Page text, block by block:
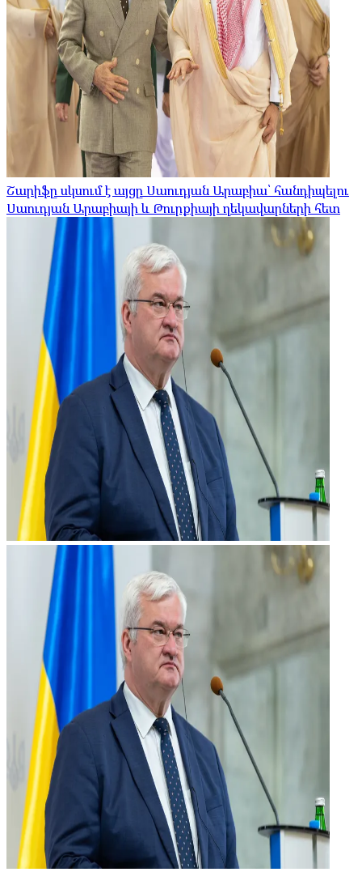
Շարիֆը սկսում է այցը Սաուդյան Արաբիա՝ հանդիպելու
Սաուդյան Արաբիայի և Թուրքիայի ղեկավարների հետ